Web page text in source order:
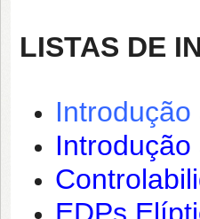
LISTAS DE
Introdução